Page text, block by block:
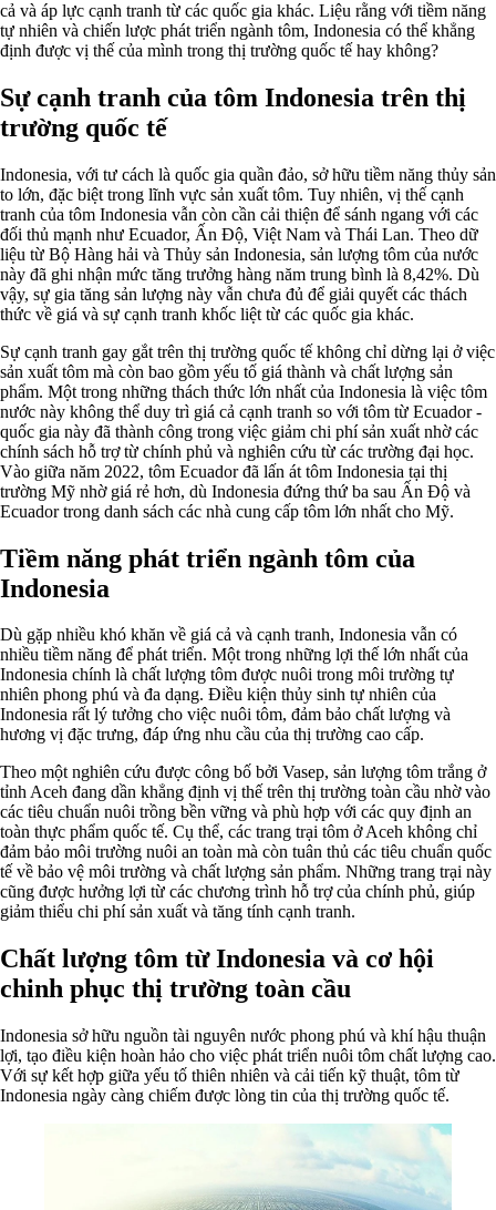
cả và áp lực cạnh tranh từ các quốc gia khác. Liệu rằng với tiềm năng
tự nhiên và chiến lược phát triển ngành tôm, Indonesia có thể khẳng
định được vị thế của mình trong thị trường quốc tế hay không?
Sự cạnh tranh của tôm Indonesia trên thị
trường quốc tế
Indonesia, với tư cách là quốc gia quần đảo, sở hữu tiềm năng thủy sản
to lớn, đặc biệt trong lĩnh vực sản xuất tôm. Tuy nhiên, vị thế cạnh
tranh của tôm Indonesia vẫn còn cần cải thiện để sánh ngang với các
đối thủ mạnh như Ecuador, Ấn Độ, Việt Nam và Thái Lan. Theo dữ
liệu từ Bộ Hàng hải và Thủy sản Indonesia, sản lượng tôm của nước
này đã ghi nhận mức tăng trưởng hàng năm trung bình là 8,42%. Dù
vậy, sự gia tăng sản lượng này vẫn chưa đủ để giải quyết các thách
thức về giá và sự cạnh tranh khốc liệt từ các quốc gia khác.
Sự cạnh tranh gay gắt trên thị trường quốc tế không chỉ dừng lại ở việc
sản xuất tôm mà còn bao gồm yếu tố giá thành và chất lượng sản
phẩm. Một trong những thách thức lớn nhất của Indonesia là việc tôm
nước này không thể duy trì giá cả cạnh tranh so với tôm từ Ecuador -
quốc gia này đã thành công trong việc giảm chi phí sản xuất nhờ các
chính sách hỗ trợ từ chính phủ và nghiên cứu từ các trường đại học.
Vào giữa năm 2022, tôm Ecuador đã lấn át tôm Indonesia tại thị
trường Mỹ nhờ giá rẻ hơn, dù Indonesia đứng thứ ba sau Ấn Độ và
Ecuador trong danh sách các nhà cung cấp tôm lớn nhất cho Mỹ.
Tiềm năng phát triển ngành tôm của
Indonesia
Dù gặp nhiều khó khăn về giá cả và cạnh tranh, Indonesia vẫn có
nhiều tiềm năng để phát triển. Một trong những lợi thế lớn nhất của
Indonesia chính là chất lượng tôm được nuôi trong môi trường tự
nhiên phong phú và đa dạng. Điều kiện thủy sinh tự nhiên của
Indonesia rất lý tưởng cho việc nuôi tôm, đảm bảo chất lượng và
hương vị đặc trưng, đáp ứng nhu cầu của thị trường cao cấp.
Theo một nghiên cứu được công bố bởi Vasep, sản lượng tôm trắng ở
tỉnh Aceh đang dần khẳng định vị thế trên thị trường toàn cầu nhờ vào
các tiêu chuẩn nuôi trồng bền vững và phù hợp với các quy định an
toàn thực phẩm quốc tế. Cụ thể, các trang trại tôm ở Aceh không chỉ
đảm bảo môi trường nuôi an toàn mà còn tuân thủ các tiêu chuẩn quốc
tế về bảo vệ môi trường và chất lượng sản phẩm. Những trang trại này
cũng được hưởng lợi từ các chương trình hỗ trợ của chính phủ, giúp
giảm thiểu chi phí sản xuất và tăng tính cạnh tranh.
Chất lượng tôm từ Indonesia và cơ hội
chinh phục thị trường toàn cầu
Indonesia sở hữu nguồn tài nguyên nước phong phú và khí hậu thuận
lợi, tạo điều kiện hoàn hảo cho việc phát triển nuôi tôm chất lượng cao.
Với sự kết hợp giữa yếu tố thiên nhiên và cải tiến kỹ thuật, tôm từ
Indonesia ngày càng chiếm được lòng tin của thị trường quốc tế.